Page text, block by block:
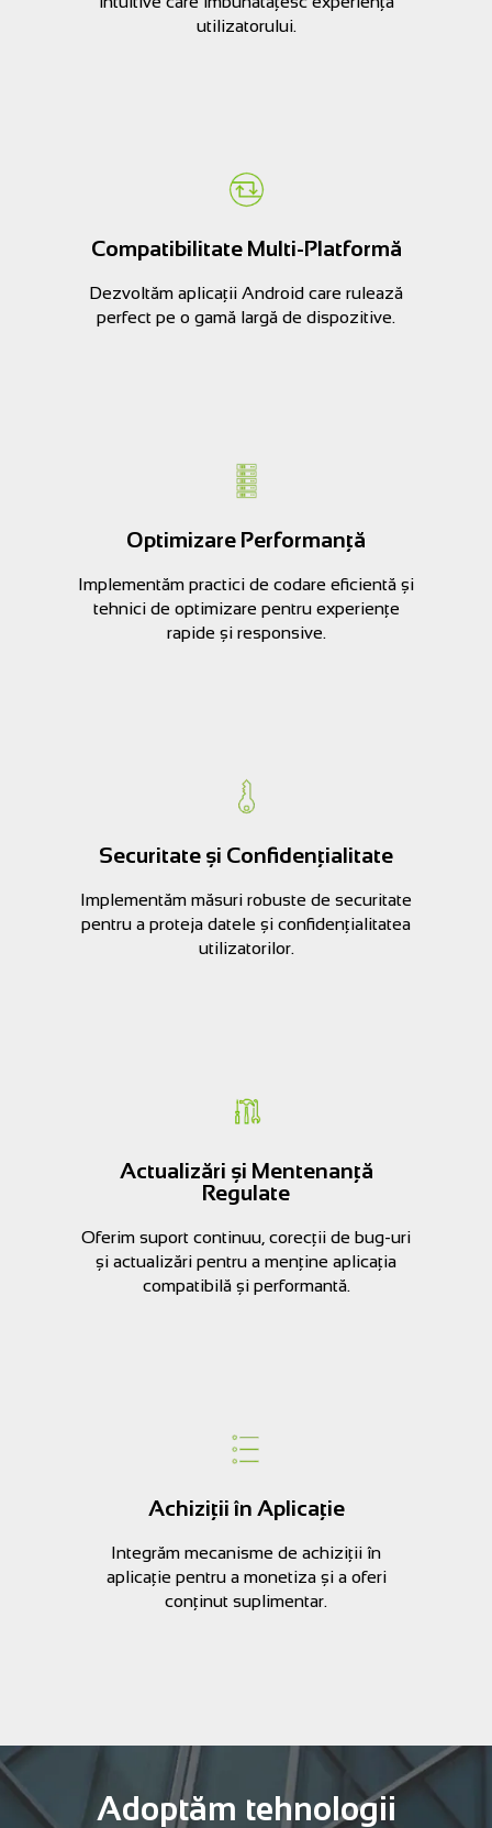
utilizatorului.
Compatibilitate Multi-Platformă
Dezvoltăm aplicații Android care rulează
perfect pe o gamă largă de dispozitive.
Optimizare Performanță
Implementăm practici de codare eficientă și
tehnici de optimizare pentru experiențe
rapide și responsive.
Securitate și Confidențialitate
Implementăm măsuri robuste de securitate
pentru a proteja datele și confidențialitatea
utilizatorilor.
Actualizări și Mentenanță
Regulate
Oferim suport continuu, corecții de bug-uri
și actualizări pentru a menține aplicația
compatibilă și performantă.
Achiziții în Aplicație
Integrăm mecanisme de achiziții în
aplicație pentru a monetiza și a oferi
conținut suplimentar.
Adoptăm tehnologii